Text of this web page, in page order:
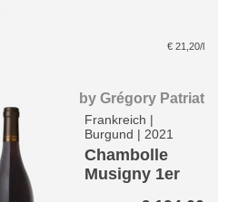
€ 21,20/l
byGrégory Patriat
Frankreich |
Burgund | 2021
Chambolle
Musigny 1er